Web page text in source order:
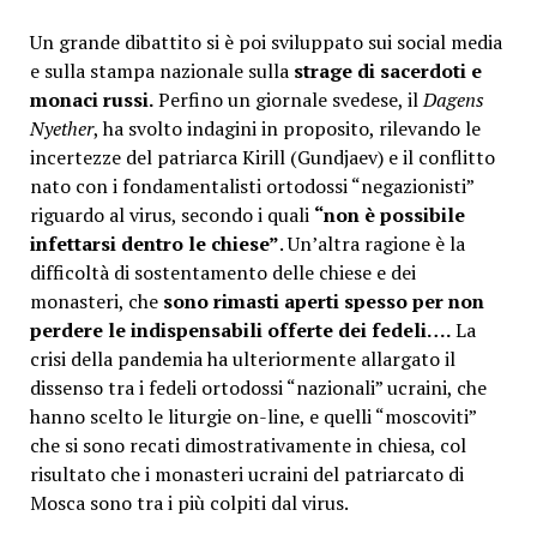
Un grande dibattito si è poi sviluppato sui social media
e sulla stampa nazionale sulla strage di sacerdoti e
monaci russi.Perfino un giornale svedese, ilDagens
Nyether, ha svolto indagini in proposito, rilevando le
incertezze del patriarca Kirill (Gundjaev) e il conflitto
nato con i fondamentalisti ortodossi “negazionisti”
riguardo al virus, secondo i quali “non è possibile
infettarsi dentro le chiese”. Un’altra ragione è la
difficoltà di sostentamento delle chiese e dei
monasteri, che sono rimasti aperti spesso per non
perdere le indispensabili offerte dei fedeli….La
crisi della pandemia ha ulteriormente allargato il
dissenso tra i fedeli ortodossi “nazionali” ucraini, che
hanno scelto le liturgie on-line, e quelli “moscoviti”
che si sono recati dimostrativamente in chiesa, col
risultato che i monasteri ucraini del patriarcato di
Mosca sono tra i più colpiti dal virus.